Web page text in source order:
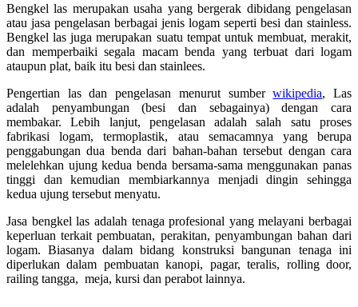
Bengkel las merupakan usaha yang bergerak dibidang pengelasan
atau jasa pengelasan berbagai jenis logam seperti besi dan stainless.
Bengkel las juga merupakan suatu tempat untuk membuat, merakit,
dan memperbaiki segala macam benda yang terbuat dari logam
ataupun plat, baik itu besi dan stainlees.
Pengertian las dan pengelasan menurut sumberwikipedia, Las
adalah penyambungan (besi dan sebagainya) dengan cara
membakar. Lebih lanjut, pengelasan adalah salah satu proses
fabrikasi logam, termoplastik, atau semacamnya yang berupa
penggabungan dua benda dari bahan-bahan tersebut dengan cara
melelehkan ujung kedua benda bersama-sama menggunakan panas
tinggi dan kemudian membiarkannya menjadi dingin sehingga
kedua ujung tersebut menyatu.
Jasa bengkel las adalah tenaga profesional yang melayani berbagai
keperluan terkait pembuatan, perakitan, penyambungan bahan dari
logam. Biasanya dalam bidang konstruksi bangunan tenaga ini
diperlukan dalam pembuatan kanopi, pagar, teralis, rolling door,
railing tangga, meja, kursi dan perabot lainnya.